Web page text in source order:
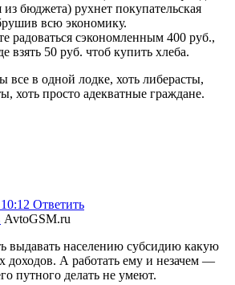
из бюджета) рухнет покупательская
всю экономику.
радоваться сэкономленным 400 руб.,
взять 50 руб. чтоб купить хлеба.
все в одной лодке, хоть либерасты,
хоть просто адекватные граждане.
Ответить
AvtoGSM.ru
выдавать населению субсидию какую
доходов. А работать ему и незачем —
путного делать не умеют.